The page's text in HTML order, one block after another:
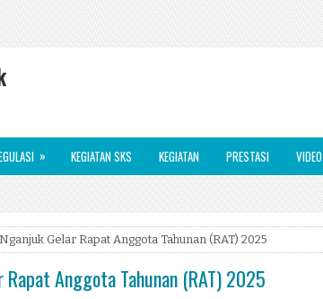
» KEGIATAN SKS KEGIATAN PRESTASI VIDEO
Gelar Rapat Anggota Tahunan (RAT) 2025
Rapat Anggota Tahunan (RAT) 2025